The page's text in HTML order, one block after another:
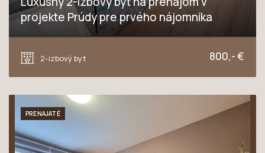
projekte Prúdy pre prvého nájomníka
2-izbový byt
800,- €
PRENAJATÉ